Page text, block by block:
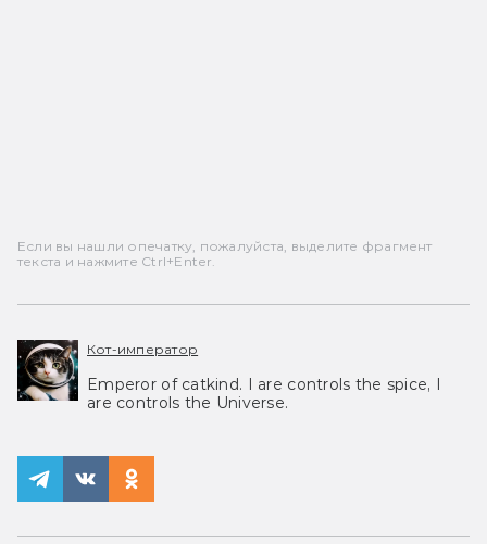
Если вы нашли опечатку, пожалуйста, выделите фрагмент
текста и нажмите Ctrl+Enter.
Кот-император
Emperor of catkind. I are controls the spice, I
are controls the Universe.